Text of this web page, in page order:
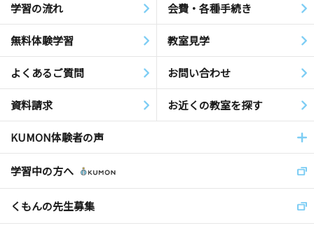
学習の流れ 会費・各種手続き
無料体験学習 教室見学
よくあるご質問 お問い合わせ
資料請求 お近くの教室を探す
KUMON体験者の声
学習中の方へ
くもんの先生募集